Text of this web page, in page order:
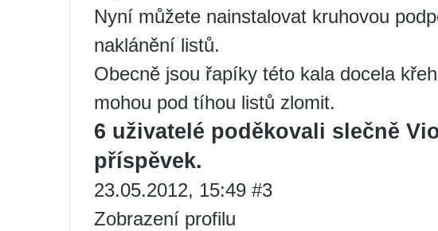
Nyní můžete nainstalovat kruhovou
naklánění listů.
Obecně jsou řapíky této kala docela
mohou pod tíhou listů zlomit.
6 uživatelé poděkovali slečně
příspěvek.
23.05.2012, 15:49 #3
Zobrazení profilu